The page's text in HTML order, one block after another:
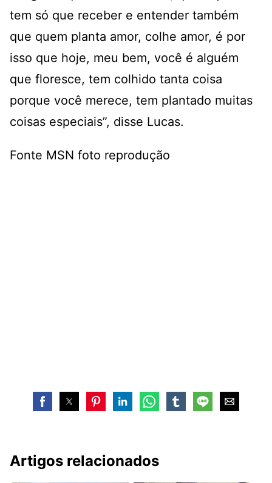
tem só que receber e entender também
que quem planta amor, colhe amor, é por
isso que hoje, meu bem, você é alguém
que floresce, tem colhido tanta coisa
porque você merece, tem plantado muitas
coisas especiais”, disse Lucas.
Fonte MSN foto reprodução
Artigos relacionados